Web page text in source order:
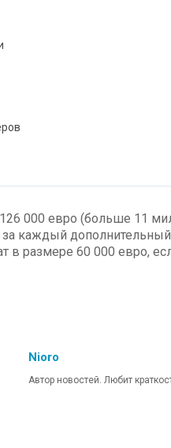
000 евро (больше 11
каждый
в размере 60 000 евро,
Nioro
Автор новостей. Любит